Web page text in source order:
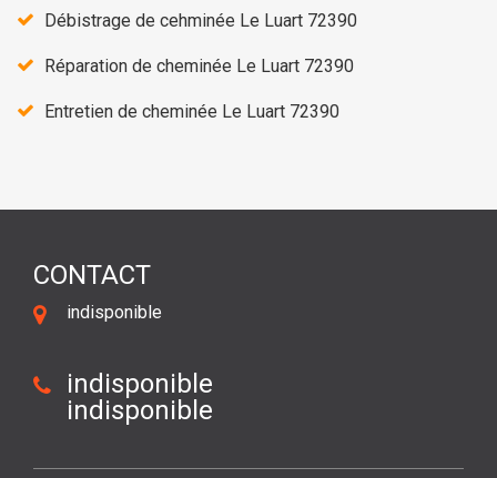
Débistrage de cehminée Le Luart 72390
Réparation de cheminée Le Luart 72390
Entretien de cheminée Le Luart 72390
CONTACT
indisponible
indisponible
indisponible